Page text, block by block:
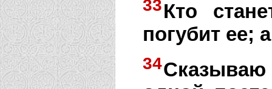
33Кто
погубит ее;
34Сказываю